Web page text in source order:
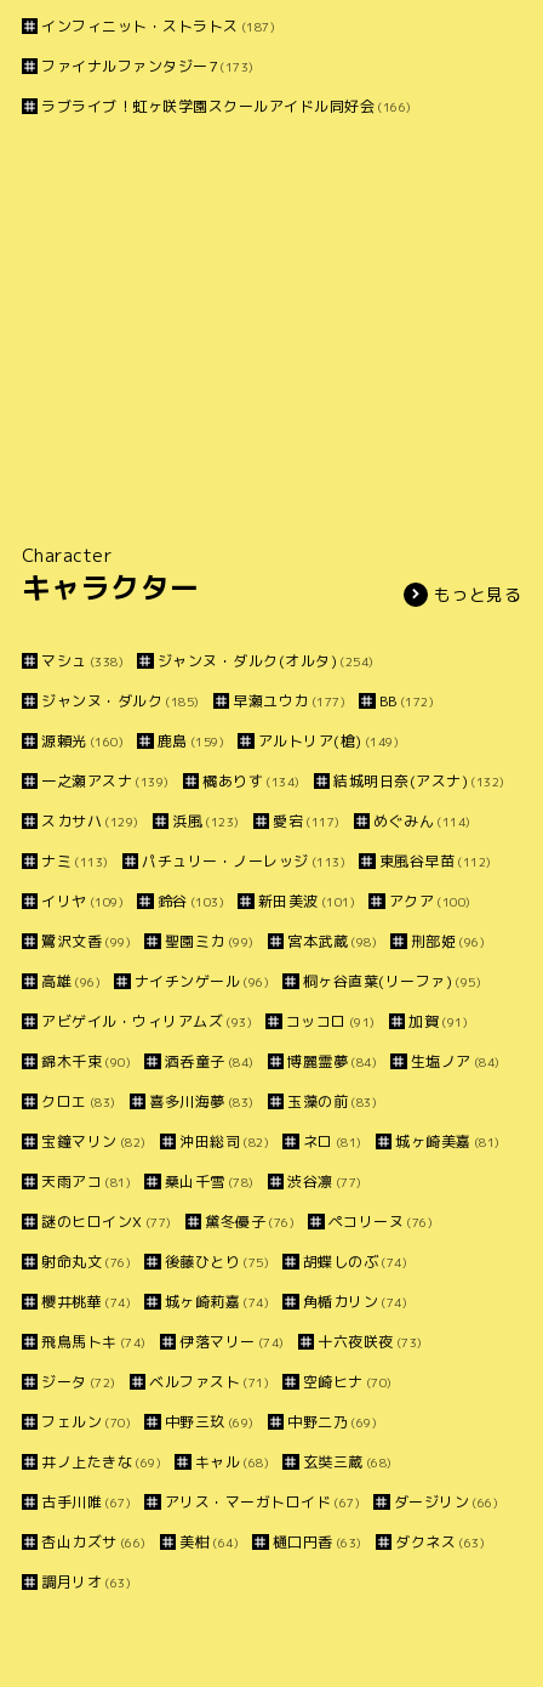
インフィニット・ストラトス (187)
ファイナルファンタジー7 (173)
ラブライブ！虹ヶ咲学園スクールアイドル同好会 (166)
Character
キャラクター もっと見る
マシュ (338) ジャンヌ・ダルク(オルタ) (254)
ジャンヌ・ダルク (185) 早瀬ユウカ (177) BB (172)
源頼光 (160) 鹿島 (159) アルトリア(槍) (149)
一之瀬アスナ (139) 橘ありす (134) 結城明日奈(アスナ) (132)
スカサハ (129) 浜風 (123) 愛宕 (117) めぐみん (114)
ナミ (113) パチュリー・ノーレッジ (113) 東風谷早苗 (112)
イリヤ (109) 鈴谷 (103) 新田美波 (101) アクア (100)
鷺沢文香 (99) 聖園ミカ (99) 宮本武蔵 (98) 刑部姫 (96)
高雄 (96) ナイチンゲール (96) 桐ヶ谷直葉(リーファ) (95)
アビゲイル・ウィリアムズ (93) コッコロ (91) 加賀 (91)
錦木千束 (90) 酒呑童子 (84) 博麗霊夢 (84) 生塩ノア (84)
クロエ (83) 喜多川海夢 (83) 玉藻の前 (83)
宝鐘マリン (82) 沖田総司 (82) ネロ (81) 城ヶ崎美嘉 (81)
天雨アコ (81) 桑山千雪 (78) 渋谷凛 (77)
謎のヒロインX (77) 黛冬優子 (76) ペコリーヌ (76)
射命丸文 (76) 後藤ひとり (75) 胡蝶しのぶ(74)
櫻井桃華 (74) 城ヶ崎莉嘉 (74) 角楯カリン (74)
飛鳥馬トキ (74) 伊落マリー (74) 十六夜咲夜 (73)
ジータ (72) ベルファスト (71) 空崎ヒナ (70)
フェルン (70) 中野三玖 (69) 中野二乃 (69)
井ノ上たきな (69) キャル (68) 玄奘三蔵 (68)
古手川唯 (67) アリス・マーガトロイド (67) ダージリン (66)
杏山カズサ (66) 美柑 (64) 樋口円香 (63) ダクネス (63)
調月リオ (63)